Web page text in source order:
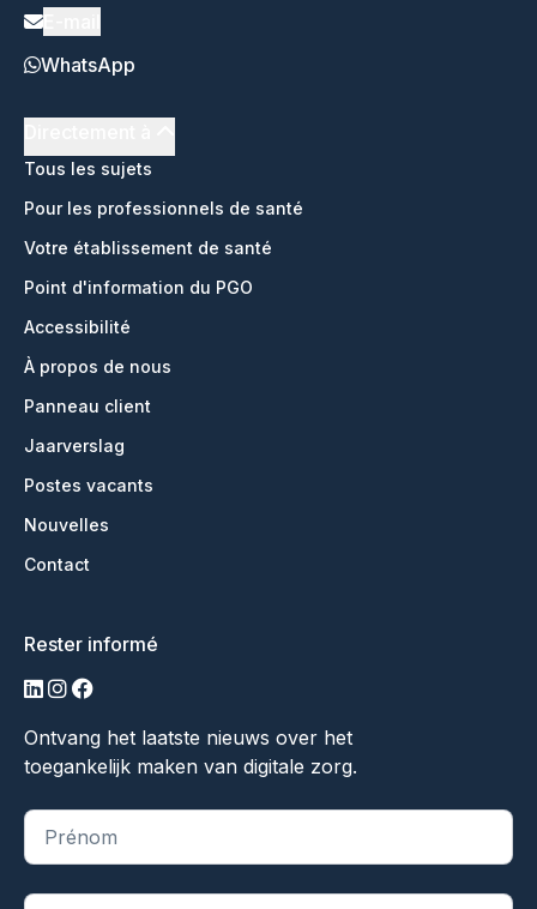
WhatsApp
Tous les sujets
Pour les professionnels de santé
Votre établissement de santé
Point d'information du PGO
Accessibilité
À propos de nous
Panneau client
Jaarverslag
Postes vacants
Nouvelles
Contact
Rester informé
LinkedIn
Instagram
Facebook
Ontvang het laatste nieuws over het
toegankelijk maken van digitale zorg.
"*" indique les champs obligatoires